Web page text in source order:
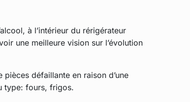
à l’intérieur du rérigérateur
une meilleure vision sur l’évolution
défaillante en raison d’une
type: fours, frigos.